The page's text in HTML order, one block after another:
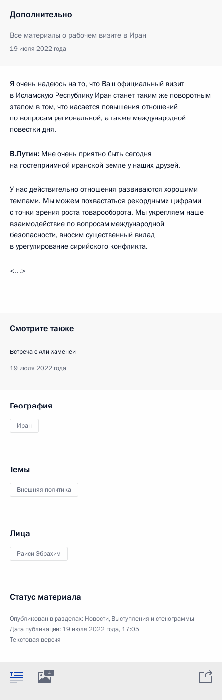
Дополнительно
Все материалы о рабочем визите в Иран
19 июля 2022 года
Я очень надеюсь на то, что Ваш официальный визит
в Исламскую Республику Иран станет таким же поворотным
этапом в том, что касается повышения отношений
по вопросам региональной, а также международной
повестки дня.
В.Путин: Мне очень приятно быть сегодня
на гостеприимной иранской земле у наших друзей.
У нас действительно отношения развиваются хорошими
темпами. Мы можем похвастаться рекордными цифрами
с точки зрения роста товарооборота. Мы укрепляем наше
взаимодействие по вопросам международной
безопасности, вносим существенный вклад
в урегулирование сирийского конфликта.
<…>
Смотрите также
Встреча с Али Хаменеи
19 июля 2022 года
География
Иран
Темы
Внешняя политика
Лица
Раиси Эбрахим
Статус материала
Опубликован в разделах: Новости, Выступления и стенограммы
Дата публикации: 19 июля 2022 года, 17:05
Текстовая версия
4